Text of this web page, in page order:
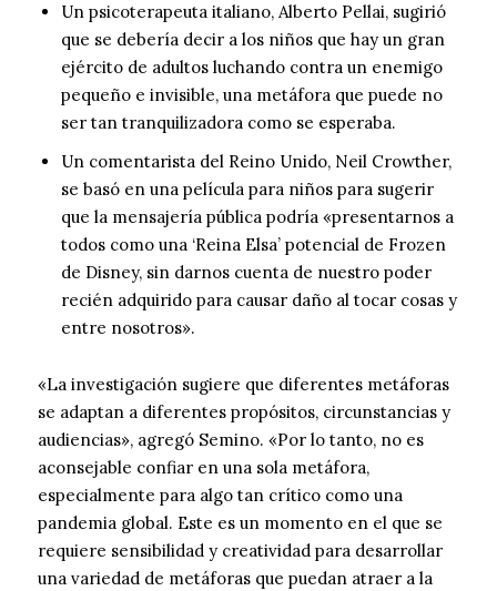
Un psicoterapeuta italiano, Alberto Pellai, sugirió
que se debería decir a los niños que hay un gran
ejército de adultos luchando contra un enemigo
pequeño e invisible, una metáfora que puede no
ser tan tranquilizadora como se esperaba.
Un comentarista del Reino Unido, Neil Crowther,
se basó en una película para niños para sugerir
que la mensajería pública podría «presentarnos a
todos como una ‘Reina Elsa’ potencial de Frozen
de Disney, sin darnos cuenta de nuestro poder
recién adquirido para causar daño al tocar cosas y
entre nosotros».
«La investigación sugiere que diferentes metáforas
se adaptan a diferentes propósitos, circunstancias y
audiencias», agregó Semino. «Por lo tanto, no es
aconsejable confiar en una sola metáfora,
especialmente para algo tan crítico como una
pandemia global. Este es un momento en el que se
requiere sensibilidad y creatividad para desarrollar
una variedad de metáforas que puedan atraer a la